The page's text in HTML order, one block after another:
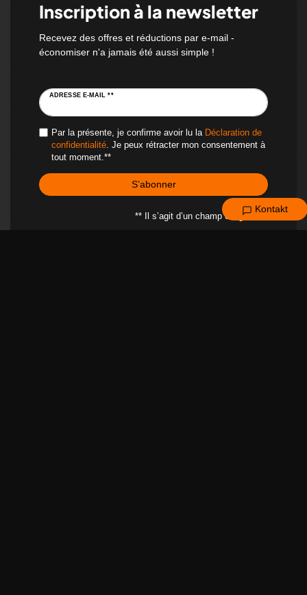
Kontakt
Inscription à la newsletter
Recevez des offres et réductions par e-mail -
économiser n'a jamais été aussi simple !
ADRESSE E-MAIL **
Par la présente, je confirme avoir lu la Déclaration de
confidentialité. Je peux rétracter mon consentement à
tout moment.**
S’abonner
** Il s’agit d’un champ obligatoire.